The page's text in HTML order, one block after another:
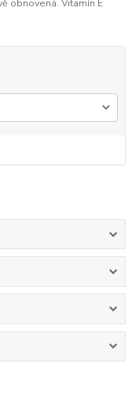
obnovená. Vitamín E